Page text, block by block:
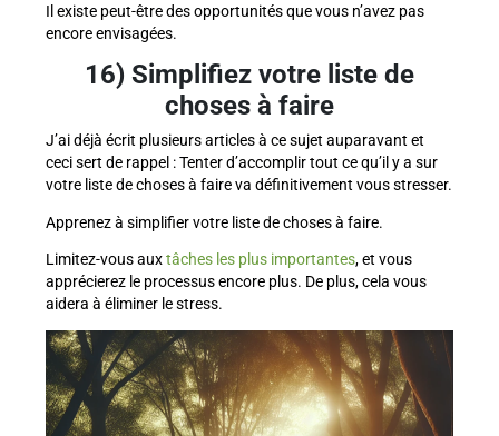
Il existe peut-être des opportunités que vous n’avez pas
encore envisagées.
16) Simplifiez votre liste de
choses à faire
J’ai déjà écrit plusieurs articles à ce sujet auparavant et
ceci sert de rappel : Tenter d’accomplir tout ce qu’il y a sur
votre liste de choses à faire va définitivement vous stresser.
Apprenez à simplifier votre liste de choses à faire.
Limitez-vous auxtâches les plus importantes, et vous
apprécierez le processus encore plus. De plus, cela vous
aidera à éliminer le stress.